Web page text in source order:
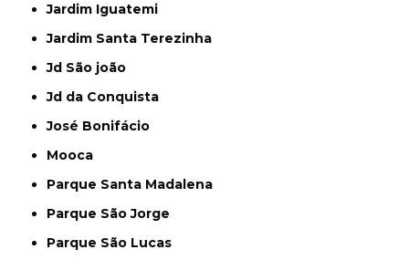
Jardim Iguatemi
Jardim Santa Terezinha
Jd São joão
Jd da Conquista
José Bonifácio
Mooca
Parque Santa Madalena
Parque São Jorge
Parque São Lucas